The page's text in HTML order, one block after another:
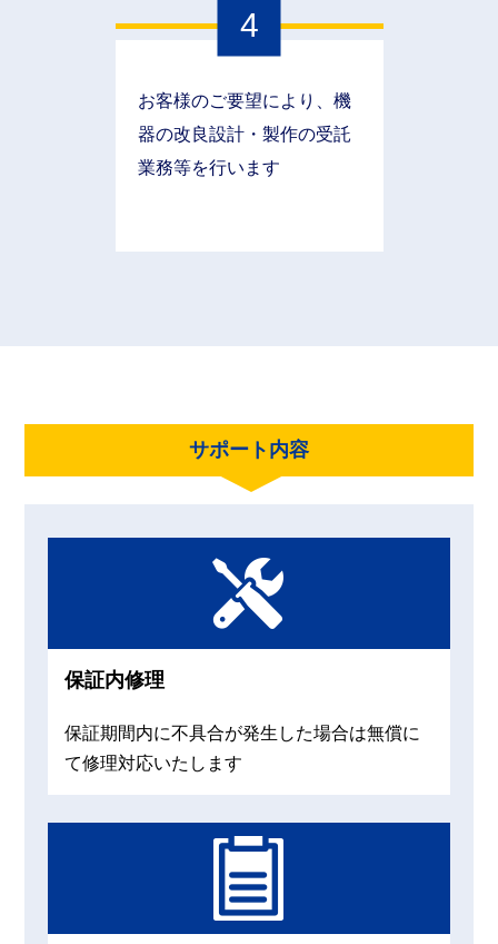
4
お客様のご要望により、機
器の改良設計・製作の受託
業務等を行います
サポート内容
保証内修理
保証期間内に不具合が発生した場合は無償に
て修理対応いたします